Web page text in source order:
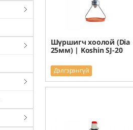
Шүршигч хоолой (Dia
25мм) | Koshin SJ-20
Дэлгэрэнгүй